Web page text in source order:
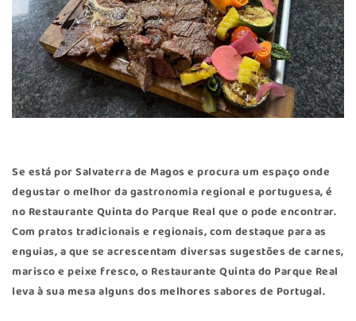
Se está por Salvaterra de Magos e procura um espaço onde
degustar o melhor da gastronomia regional e portuguesa, é
no Restaurante Quinta do Parque Real que o pode encontrar.
Com pratos tradicionais e regionais, com destaque para as
enguias, a que se acrescentam diversas sugestões de carnes,
marisco e peixe fresco, o Restaurante Quinta do Parque Real
leva à sua mesa alguns dos melhores sabores de Portugal.